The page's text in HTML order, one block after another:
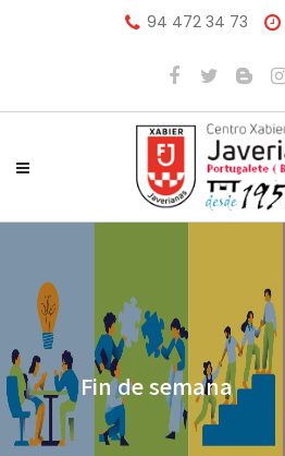
94 472 34 73
Fin de semana